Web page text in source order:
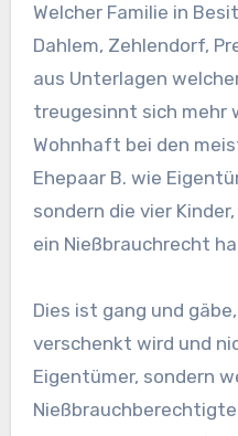
Welcher Familie in
Dahlem, Zehlendorf,
aus Unterlagen
treugesinnt sich mehr
Wohnhaft bei den
Ehepaar B. wie
sondern die vier
ein Nießbrauchrecht
Dies ist gang und
verschenkt wird und
Eigentümer, sondern